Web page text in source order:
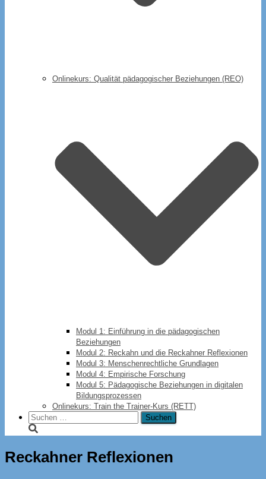
Onlinekurs: Qualität pädagogischer Beziehungen (REO)
Modul 1: Einführung in die pädagogischen
Beziehungen
Modul 2: Reckahn und die Reckahner Reflexionen
Modul 3: Menschenrechtliche Grundlagen
Modul 4: Empirische Forschung
Modul 5: Pädagogische Beziehungen in digitalen
Bildungsprozessen
Onlinekurs: Train the Trainer-Kurs (RETT)
Suchen
nach:
Reckahner Reflexionen